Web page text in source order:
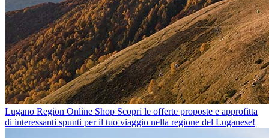
Lugano Region Online Shop Scopri le offerte proposte e approfitta
di interessanti spunti per il tuo viaggio nella regione del Luganese!